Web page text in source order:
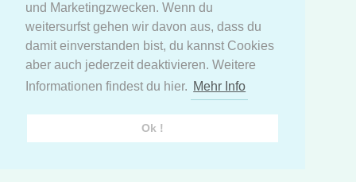
und Marketingzwecken. Wenn du
weitersurfst gehen wir davon aus, dass du
damit einverstanden bist, du kannst Cookies
aber auch jederzeit deaktivieren. Weitere
Informationen findest du hier. Mehr Info
Ok !
© 2021 Kinder Komfort | Entworfen von
AGB Datenschutzerklärung
Meine persönlichen Daten
Facebook Instagram